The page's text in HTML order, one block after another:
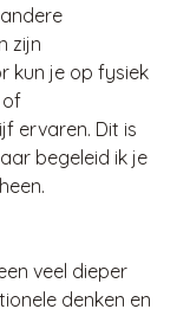
zijn
kun je op fysiek
of
ervaren. Dit is
begeleid ik je
veel dieper
denken en